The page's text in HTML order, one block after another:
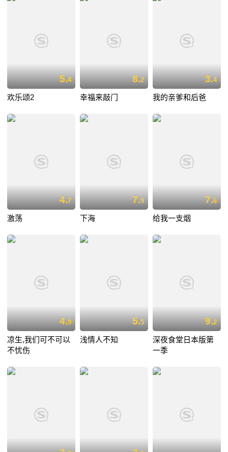
5.4
欢乐颂2
8.2
幸福来敲门
3.4
我的亲爹和后爸
4.7
激荡
7.9
下海
7.6
给我一支烟
4.9
凉生,我们可不可以
不忧伤
5.5
浅情人不知
9.2
深夜食堂日本版第
一季